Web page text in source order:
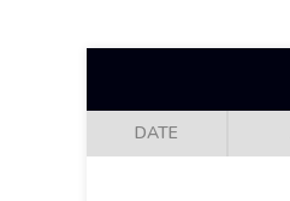
DATE